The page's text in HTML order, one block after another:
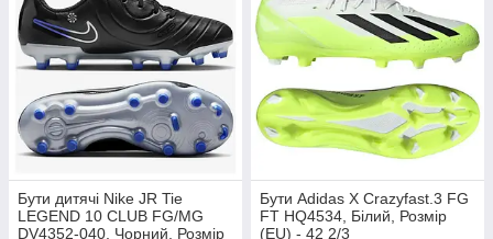
Бути дитячі Nike JR Tie
LEGEND 10 CLUB FG/MG
DV4352-040, Чорний, Розмір
Бути Adidas X Crazyfast.3 FG
FT HQ4534, Білий, Розмір
(EU) - 42 2/3